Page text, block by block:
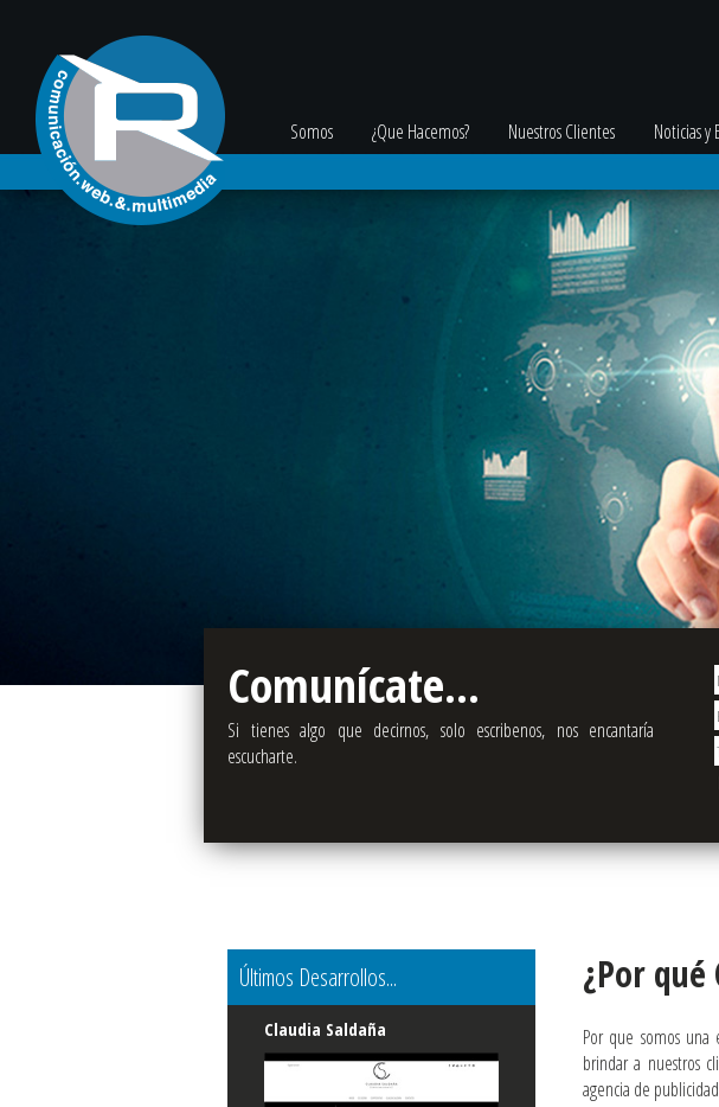
Somos ¿Que Hacemos? Nuestros Clientes Noticias y
Comunícate...
Si tienes algo que decirnos, solo escribenos, nos encantaría
escucharte.
Últimos Desarrollos...
Claudia Saldaña
¿Por
Por que somos
brindar a nuestros
agencia de